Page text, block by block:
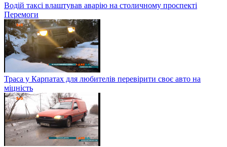
Водій таксі влаштував аварію на столичному проспекті
Перемоги
Траса у Карпатах для любителів перевірити своє авто на
міцність